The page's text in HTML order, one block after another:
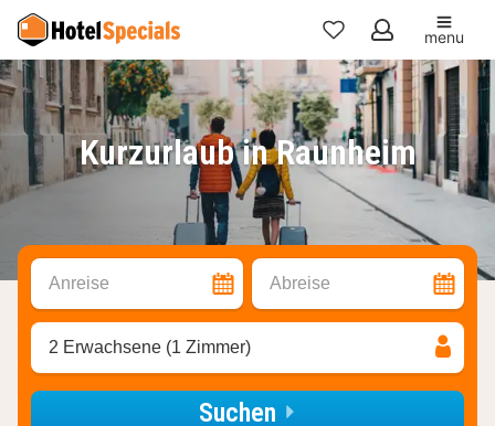
Meine
Favoriten
menu
Kurzurlaub in Raunheim
Anreise Abreise
2 Erwachsene (1 Zimmer)
Suchen